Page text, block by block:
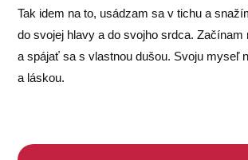
Tak idem na to, usádzam sa v tichu a
do svojej hlavy a do svojho srdca. Začínam
a spájať sa s vlastnou dušou. Svoju myseľ
a láskou.